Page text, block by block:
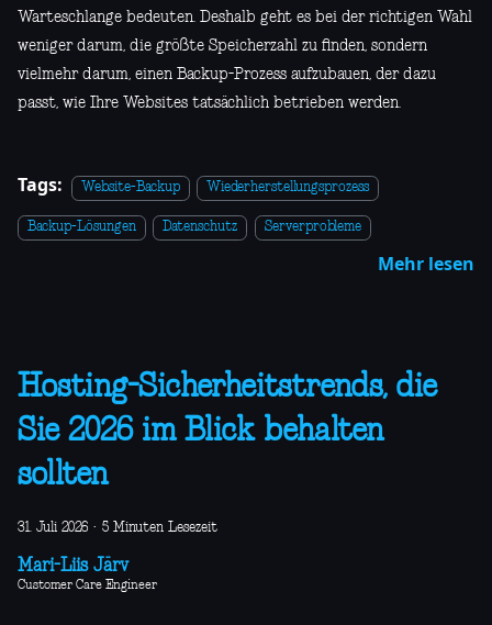
Warteschlange bedeuten. Deshalb geht es bei der richtigen Wahl
weniger darum, die größte Speicherzahl zu finden, sondern
vielmehr darum, einen Backup-Prozess aufzubauen, der dazu
passt, wie Ihre Websites tatsächlich betrieben werden.
Tags: Website-Backup Wiederherstellungsprozess
Backup-Lösungen Datenschutz Serverprobleme
Mehr lesen
Hosting-Sicherheitstrends, die
Sie 2026 im Blick behalten
sollten
31. Juli 2026 · 5 Minuten Lesezeit
Mari-Liis Järv
Customer Care Engineer